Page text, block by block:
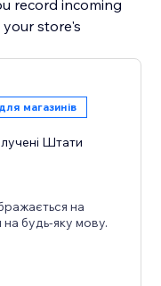
record incoming
your store's
магазинів
Штати
на
будь-яку мову.